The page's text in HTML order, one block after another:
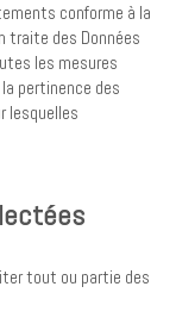
conforme à la
traite des Données
les mesures
pertinence des
lesquelles
tout ou partie des